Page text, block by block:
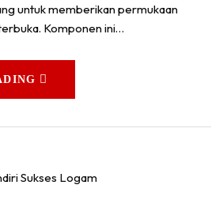
untuk memberikan permukaan
Komponen ini…